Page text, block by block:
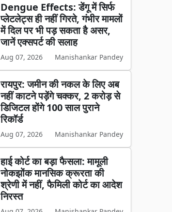
Dengue Effects: डेंगू में सिर्फ
प्लेटलेट्स ही नहीं गिरते, गंभीर मामलों
में दिल पर भी पड़ सकता है असर,
जानें एक्सपर्ट की सलाह
Aug 07, 2026 Manishankar Pandey
रायपुर: जमीन की नकल के लिए अब
नहीं काटने पड़ेंगे चक्कर, 2 करोड़ से
डिजिटल होंगे 100 साल पुराने
रिकॉर्ड
Aug 07, 2026 Manishankar Pandey
हाई कोर्ट का बड़ा फैसला: मामूली
नोकझोंक मानसिक क्रूरता की
श्रेणी में नहीं, फैमिली कोर्ट का आदेश
निरस्त